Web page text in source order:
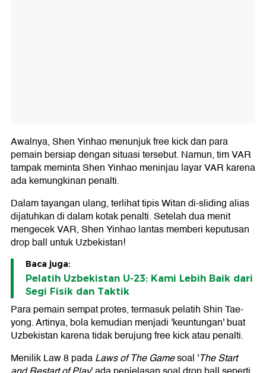
Awalnya, Shen Yinhao menunjuk free kick dan para
pemain bersiap dengan situasi tersebut. Namun, tim VAR
tampak meminta Shen Yinhao meninjau layar VAR karena
ada kemungkinan penalti.
Dalam tayangan ulang, terlihat tipis Witan di-sliding alias
dijatuhkan di dalam kotak penalti. Setelah dua menit
mengecek VAR, Shen Yinhao lantas memberi keputusan
drop ball untuk Uzbekistan!
Baca juga:
Pelatih Uzbekistan U-23: Kami Lebih Baik dari
Segi Fisik dan Taktik
Para pemain sempat protes, termasuk pelatih Shin Tae-
yong. Artinya, bola kemudian menjadi 'keuntungan' buat
Uzbekistan karena tidak berujung free kick atau penalti.
Menilik Law 8 padaLaws of The Gamesoal 'The Start